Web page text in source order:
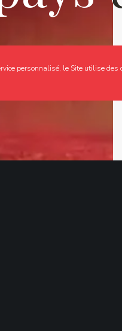
personnalisé, le Site utilise des